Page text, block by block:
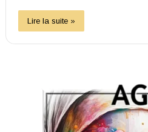
Lire la suite »